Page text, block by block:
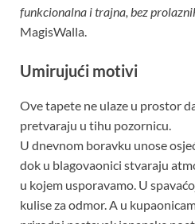
funkcionalna i trajna, bez
MagisWalla.
Umirujući motivi
Ove tapete ne ulaze u prostor
pretvaraju u tihu pozornicu.
U dnevnom boravku unose
dok u blagovaonici stvaraju
u kojem usporavamo. U
kulise za odmor. A u